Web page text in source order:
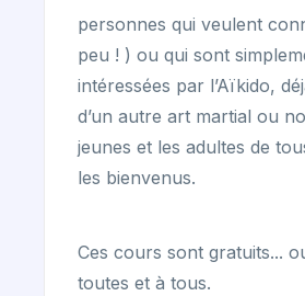
personnes qui veulent
peu ! ) ou qui sont
intéressées par l’Aïkido,
d’un autre art martial ou
jeunes et les adultes de
les bienvenus.
Ces cours sont gratuits...
toutes et à tous.